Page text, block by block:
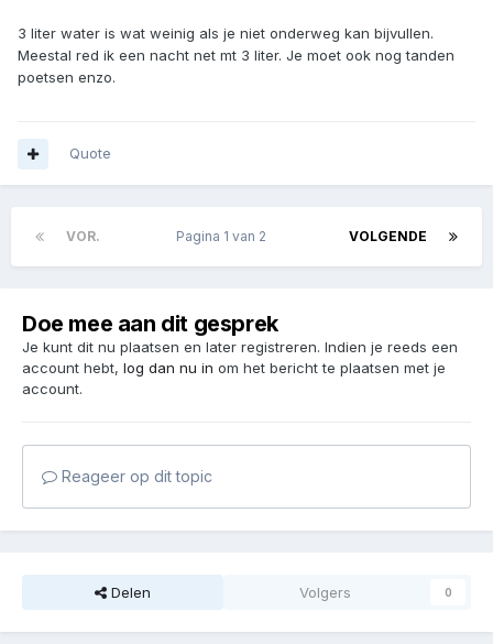
3 liter water is wat weinig als je niet onderweg kan bijvullen.
Meestal red ik een nacht net mt 3 liter. Je moet ook nog tanden
poetsen enzo.
Quote
VOR. VOLGENDE
Pagina 1 van 2
Doe mee aan dit gesprek
Je kunt dit nu plaatsen en later registreren. Indien je reeds een
account hebt, log dan nu in om het bericht te plaatsen met je
account.
Reageer op dit topic
Delen Volgers 0